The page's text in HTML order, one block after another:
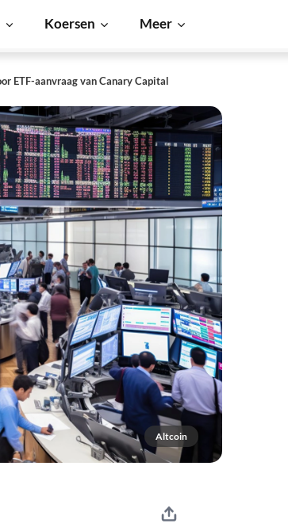
Koersen Meer
ETF-aanvraag van Canary Capital
Altcoin